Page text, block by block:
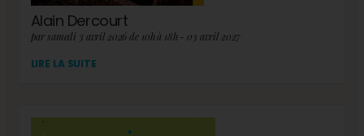
Alain Dercourt
par samedi 3 avril 2026 de 10h à 18h - 03 avril 2027
LIRE LA SUITE